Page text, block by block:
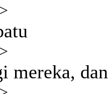
>
>
mereka,